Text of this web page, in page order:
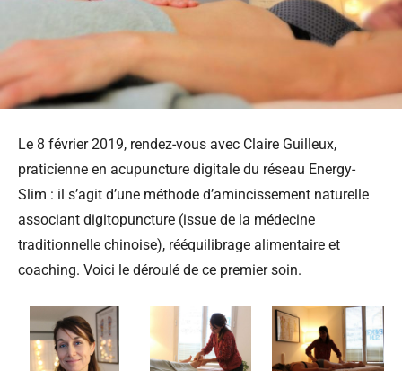
Le 8 février 2019, rendez-vous avec Claire Guilleux,
praticienne en acupuncture digitale du réseau Energy-
Slim : il s’agit d’une méthode d’amincissement naturelle
associant digitopuncture (issue de la médecine
traditionnelle chinoise), rééquilibrage alimentaire et
coaching. Voici le déroulé de ce premier soin.